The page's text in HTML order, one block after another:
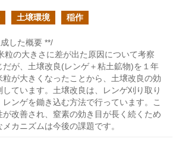
土壌環境 稲作
した概要 **/
粒の大きさに差が出た原因について考察
だが、土壌改良(レンゲ＋粘土鉱物)を１年
が大きくなったことから、土壌改良の効
ています。土壌改良は、レンゲ刈り取り
ンゲを鋤き込む方法で行っています。こ
改善され、窒素の効き目が長く続くため
カニズムは今後の課題です。